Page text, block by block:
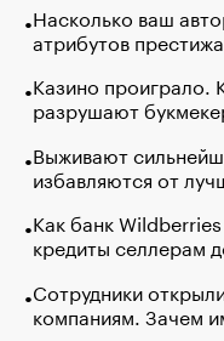
Насколько ваш
атрибутов
Казино проиграло.
разрушают
Выживают
избавляются от
Как банк
кредиты селлерам
Сотрудники
компаниям. Зачем